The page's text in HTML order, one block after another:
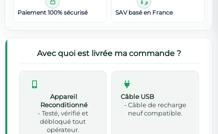
Paiement 100% sécurisé SAV basé en France
Avec quoi est livrée ma commande ?
Appareil
Reconditionné
- Testé, vérifié et
débloqué tout
opérateur.
Câble USB
- Câble de recharge
neuf compatible.